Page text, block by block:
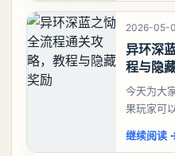
囗、吓、
2026-05-
异环深
程与隐
今天为大
果玩家可
比较高的
继续阅读